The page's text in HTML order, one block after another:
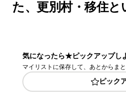
た、更別村・移住と
気になったら★ピックアップし
マイリストに保存して、あとからま
ピック